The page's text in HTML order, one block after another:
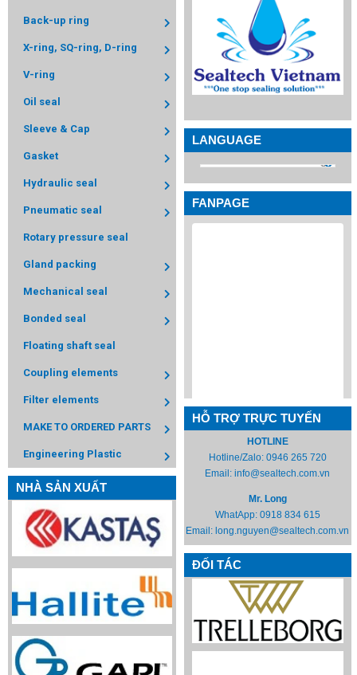
Back-up ring
X-ring, SQ-ring, D-ring
V-ring
Oil seal
Sleeve & Cap
Gasket
Hydraulic seal
Pneumatic seal
Rotary pressure seal
Gland packing
Mechanical seal
Bonded seal
Floating shaft seal
Coupling elements
Filter elements
MAKE TO ORDERED PARTS
Engineering Plastic
NHÀ SẢN XUẤT
LANGUAGE
FANPAGE
HỖ TRỢ TRỰC TUYẾN
HOTLINE
Hotline/Zalo: 0946 265 720
Email:info@sealtech.com.vn
Mr. Long
WhatApp: 0918 834 615
Email: long.nguyen@sealtech.com.vn
ĐỐI TÁC